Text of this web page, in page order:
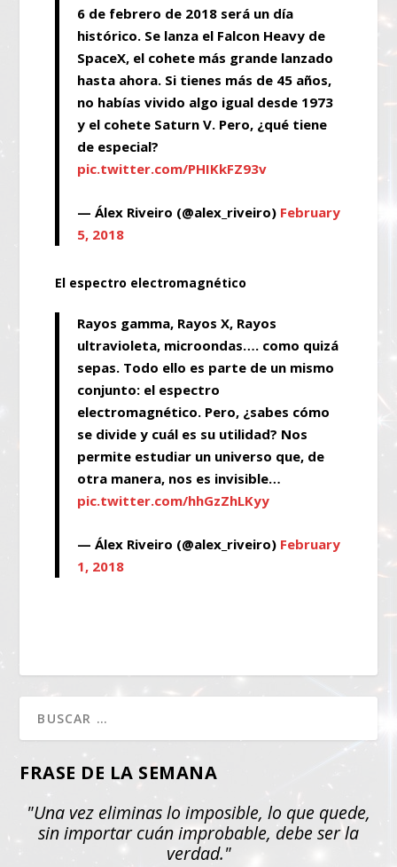
6 de febrero de 2018 será un día
histórico. Se lanza el Falcon Heavy de
SpaceX, el cohete más grande lanzado
hasta ahora. Si tienes más de 45 años,
no habías vivido algo igual desde 1973
y el cohete Saturn V. Pero, ¿qué tiene
de especial?
pic.twitter.com/PHIKkFZ93v
— Álex Riveiro (@alex_riveiro) February
5, 2018
El espectro electromagnético
Rayos gamma, Rayos X, Rayos
ultravioleta, microondas…. como quizá
sepas. Todo ello es parte de un mismo
conjunto: el espectro
electromagnético. Pero, ¿sabes cómo
se divide y cuál es su utilidad? Nos
permite estudiar un universo que, de
otra manera, nos es invisible…
pic.twitter.com/hhGzZhLKyy
— Álex Riveiro (@alex_riveiro) February
1, 2018
FRASE DE LA SEMANA
"Una vez eliminas lo imposible, lo que quede,
sin importar cuán improbable, debe ser la
verdad."